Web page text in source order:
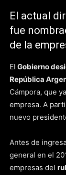
El actual
fue
de la
El Gobierno
República
Cámpora, que
empresa. A
nuevo
Antes de
general en el
empresas del